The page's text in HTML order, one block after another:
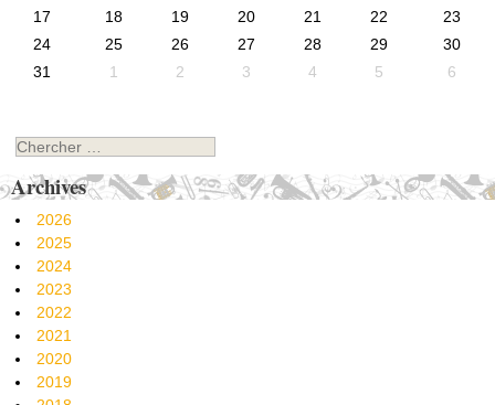
17
18 19 20 21 22
23
24
25 26 27 28 29
30
31
1 2 3 4 5 6
Chercher
Archives
2026
2025
2024
2023
2022
2021
2020
2019